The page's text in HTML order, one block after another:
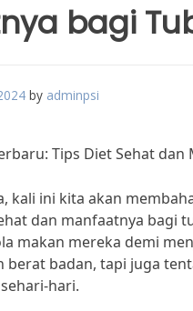
bagi
by adminpsi
Tips Diet Sehat
kali ini kita akan
dan manfaatnya bagi
makan mereka demi
berat badan, tapi juga
hari.